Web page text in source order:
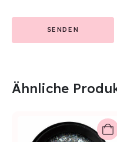
Ähnliche